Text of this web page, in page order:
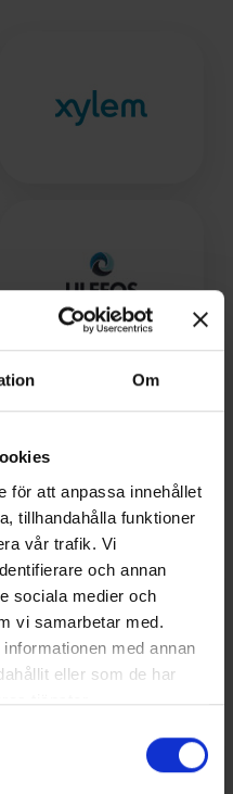
Om
för att anpassa innehållet
tillhandahålla funktioner
vår trafik. Vi
och annan
sociala medier och
vi samarbetar med.
med annan
eller som de har
tjänster.